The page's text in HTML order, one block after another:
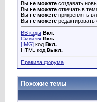
Вы не можете создавать
Вы не можете отвечать в
Вы не можете прикреплять
Вы не можете
BB коды Вкл.
Смайлы Вкл.
[IMG] код Вкл.
HTML код Выкл.
Правила форума
Похожие темы